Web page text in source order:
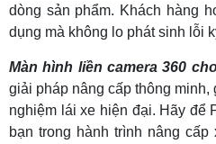
dòng sản phẩm. Khách hàng
dụng mà không lo phát sinh lỗi
Màn hình liền camera 360
giải pháp nâng cấp thông minh,
nghiệm lái xe hiện đại. Hãy để
bạn trong hành trình nâng